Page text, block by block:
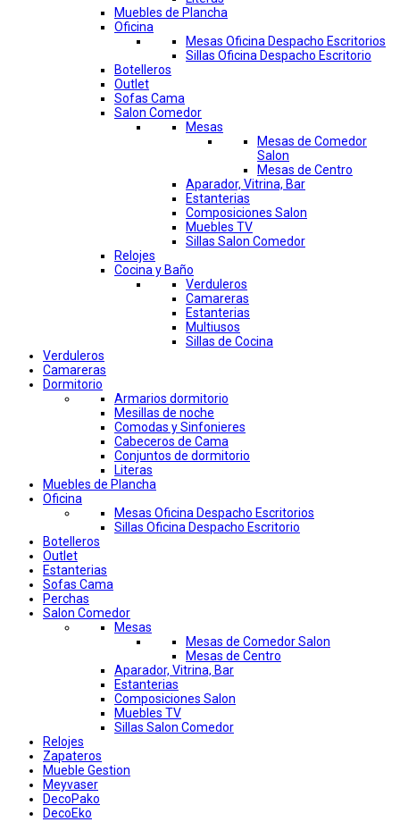
Muebles de Plancha
Oficina
Mesas Oficina Despacho Escritorios
Sillas Oficina Despacho Escritorio
Botelleros
Outlet
Sofas Cama
Salon Comedor
Mesas
Mesas de Comedor
Salon
Mesas de Centro
Aparador, Vitrina, Bar
Estanterias
Composiciones Salon
Muebles TV
Sillas Salon Comedor
Relojes
Cocina y Baño
Verduleros
Camareras
Estanterias
Multiusos
Sillas de Cocina
Verduleros
Camareras
Dormitorio
Armarios dormitorio
Mesillas de noche
Comodas y Sinfonieres
Cabeceros de Cama
Conjuntos de dormitorio
Literas
Muebles de Plancha
Oficina
Mesas Oficina Despacho Escritorios
Sillas Oficina Despacho Escritorio
Botelleros
Outlet
Estanterias
Sofas Cama
Perchas
Salon Comedor
Mesas
Mesas de Comedor Salon
Mesas de Centro
Aparador, Vitrina, Bar
Estanterias
Composiciones Salon
Muebles TV
Sillas Salon Comedor
Relojes
Zapateros
Mueble Gestion
Meyvaser
DecoPako
DecoEko